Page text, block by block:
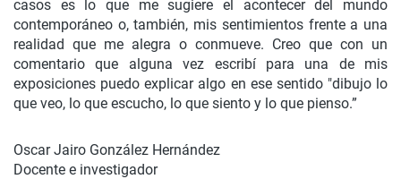
casos es lo que me sugiere el acontecer del mundo
contemporáneo o, también, mis sentimientos frente a una
realidad que me alegra o conmueve. Creo que con un
comentario que alguna vez escribí para una de mis
exposiciones puedo explicar algo en ese sentido "dibujo lo
que veo, lo que escucho, lo que siento y lo que pienso.”
Oscar Jairo González Hernández
Docente e investigador